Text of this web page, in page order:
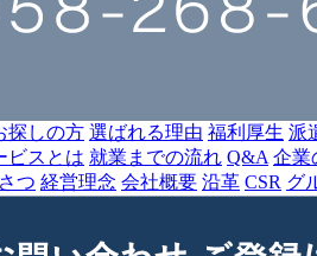
探しの⽅ 選ばれる理由 福利厚生 派
ビスとは 就業までの流れ Q&A 企業
つ 経営理念 会社概要 沿⾰ CSR グ